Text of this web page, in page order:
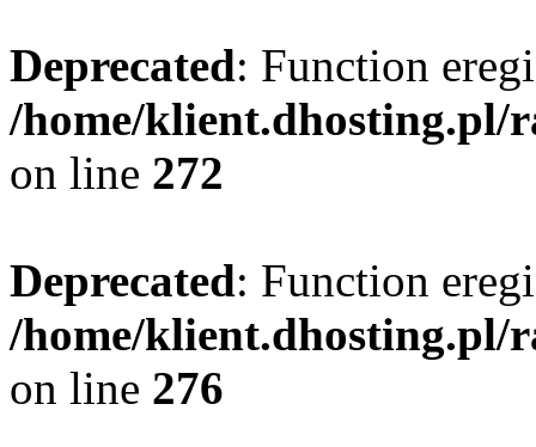
Deprecated: Function
/home/klient.dhosting.pl/
on line 272
Deprecated: Function
/home/klient.dhosting.pl/
on line 276